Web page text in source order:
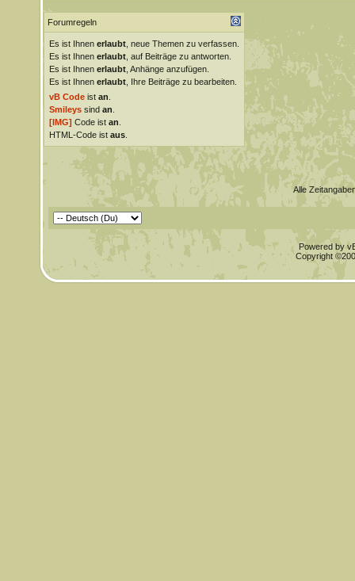
Forumregeln
Es ist Ihnen erlaubt, neue Themen zu verfassen.
Es ist Ihnen erlaubt, auf Beiträge zu antworten.
Es ist Ihnen erlaubt, Anhänge anzufügen.
Es ist Ihnen erlaubt, Ihre Beiträge zu bearbeiten.
vB Codeist an
Smileyssind an
[IMG] Code ist an
HTML-Code ist aus.
Alle
Powered by
Copyright